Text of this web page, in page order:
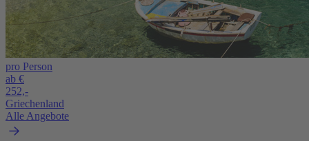
pro Person
ab €
252,-
Griechenland
Alle Angebote